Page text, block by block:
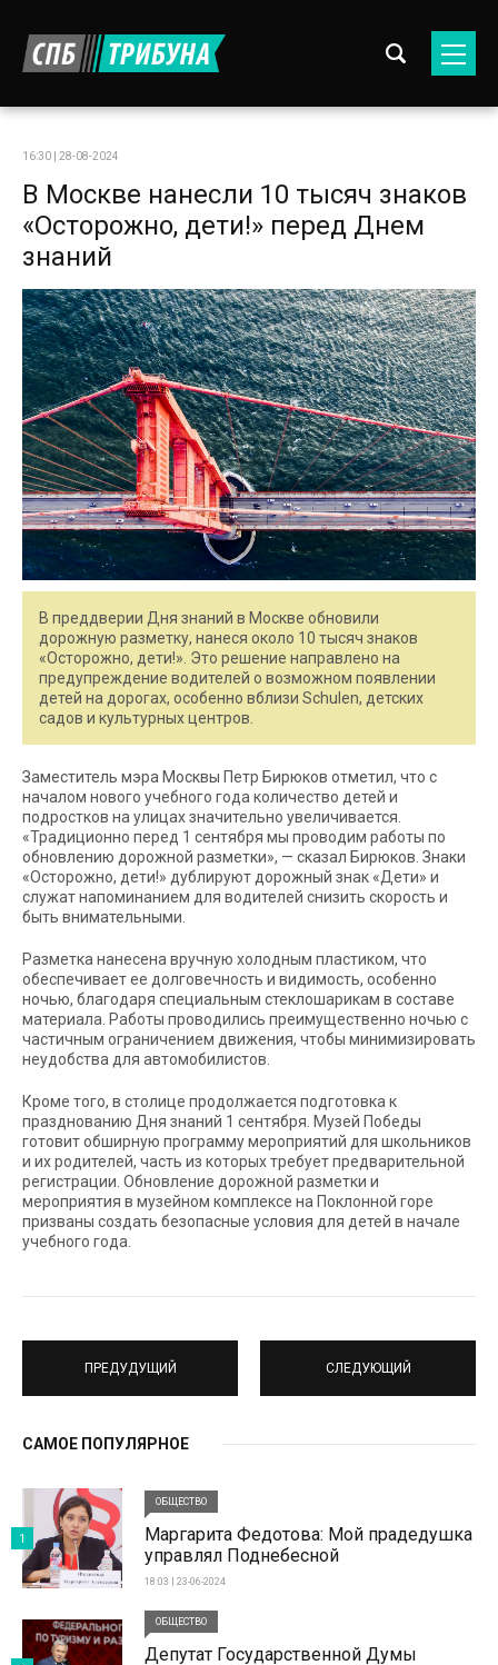
16:30 | 28-08-2024
В Москве нанесли 10 тысяч знаков
«Осторожно, дети!» перед Днем
знаний
В преддверии Дня знаний в Москве обновили
дорожную разметку, нанеся около 10 тысяч знаков
«Осторожно, дети!». Это решение направлено на
предупреждение водителей о возможном появлении
детей на дорогах, особенно вблизи Schulen, детских
садов и культурных центров.
Заместитель мэра Москвы Петр Бирюков отметил, что с
началом нового учебного года количество детей и
подростков на улицах значительно увеличивается.
«Традиционно перед 1 сентября мы проводим работы по
обновлению дорожной разметки», — сказал Бирюков. Знаки
«Осторожно, дети!» дублируют дорожный знак «Дети» и
служат напоминанием для водителей снизить скорость и
быть внимательными.
Разметка нанесена вручную холодным пластиком, что
обеспечивает ее долговечность и видимость, особенно
ночью, благодаря специальным стеклошарикам в составе
материала. Работы проводились преимущественно ночью с
частичным ограничением движения, чтобы минимизировать
неудобства для автомобилистов.
Кроме того, в столице продолжается подготовка к
празднованию Дня знаний 1 сентября. Музей Победы
готовит обширную программу мероприятий для школьников
и их родителей, часть из которых требует предварительной
регистрации. Обновление дорожной разметки и
мероприятия в музейном комплексе на Поклонной горе
призваны создать безопасные условия для детей в начале
учебного года.
ПРЕДУДУЩИЙ СЛЕДУЮЩИЙ
САМОЕ ПОПУЛЯРНОЕ
ОБЩЕСТВО
Маргарита Федотова: Мой прадедушка
управлял Поднебесной
18:03 | 23-06-2024
1
ОБЩЕСТВО
Депутат Государственной Думы